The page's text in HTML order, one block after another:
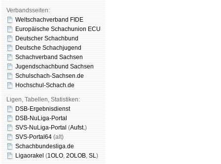
Verbandsseiten:
Weltschachverband FIDE
Europäische Schachunion ECU
Deutscher Schachbund
Deutsche Schachjugend
Schachverband Sachsen
Jugendschachbund Sachsen
Schulschach-Sachsen.de
Hochschul-Schach.de
Ligen, Tabellen, Statistiken:
DSB-Ergebnisdienst
DSB-NuLiga-Portal
SVS-NuLiga-Portal (Aufst.)
SVS-Portal64 (alt)
Schachbundesliga.de
Ligaorakel (1OLO, 2OLOB, SL)